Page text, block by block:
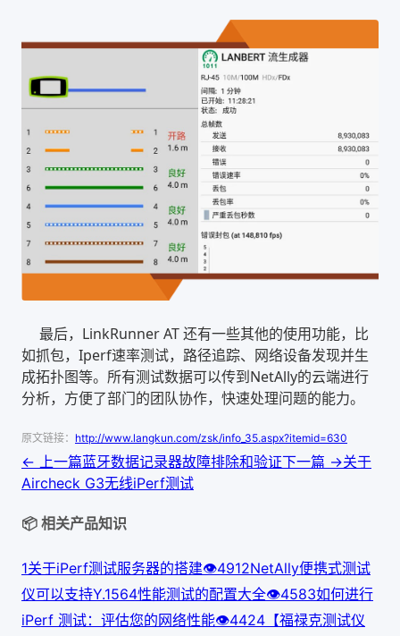
最后，LinkRunner AT 还有一些其他的使用功能，比
如抓包，Iperf速率测试，路径追踪、网络设备发现并生
成拓扑图等。所有测试数据可以传到NetAlly的云端进行
分析，方便了部门的团队协作，快速处理问题的能力。
原文链接： http://www.langkun.com/zsk/info_35.aspx?itemid=630
← 上一篇蓝牙数据记录器故障排除和验证下一篇 →关于
Aircheck G3无线iPerf测试
📦 相关产品知识
1关于iPerf测试服务器的搭建👁4912NetAlly便携式测试
仪可以支持Y.1564性能测试的配置大全👁4583如何进行
iPerf 测试：评估您的网络性能👁4424 【福禄克测试仪